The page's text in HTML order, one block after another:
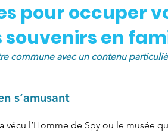
pour occuper
en
commune avec un contenu
s’amusant
l’Homme de Spy ou le musée